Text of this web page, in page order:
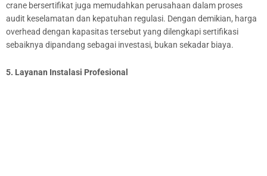
crane bersertifikat juga memudahkan perusahaan dalam proses
audit keselamatan dan kepatuhan regulasi. Dengan demikian, harga
overhead dengan kapasitas tersebut yang dilengkapi sertifikasi
sebaiknya dipandang sebagai investasi, bukan sekadar biaya.
5. Layanan Instalasi Profesional